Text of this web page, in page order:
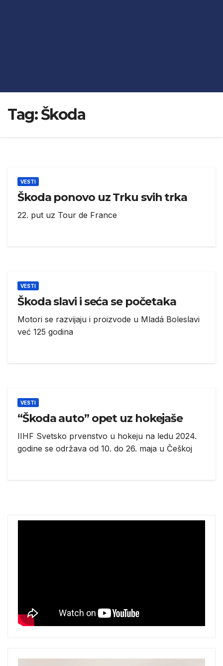
Tag:Škoda
VESTI
Škoda ponovo uz Trku svih trka
22. put uz Tour de France
VESTI
Škoda slavi i seća se početaka
Motori se razvijaju i proizvode u Mladá Boleslavi
već 125 godina
VESTI
“Škoda auto” opet uz hokejaše
IIHF Svetsko prvenstvo u hokeju na ledu 2024.
godine se održava od 10. do 26. maja u Češkoj